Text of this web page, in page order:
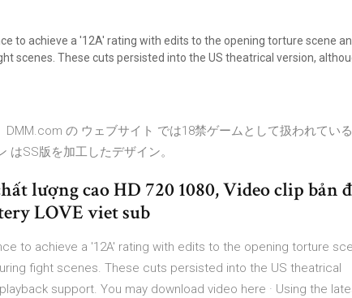
to achieve a '12A' rating with edits to the opening torture scene
scenes. These cuts persisted into the US theatrical version,
DMM.com の ウェブサイト では18禁ゲームとして扱われている
はSS版を加工したデザイン。
lượng cao HD 720 1080, Video clip bản
LOVE viet sub
to achieve a '12A' rating with edits to the opening torture
fight scenes. These cuts persisted into the US theatrical
support. You may download video here · Using the